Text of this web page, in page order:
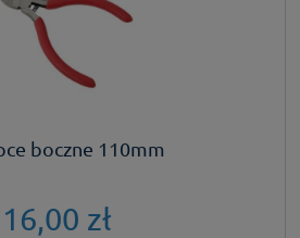
boczne 110mm
16,00 zł